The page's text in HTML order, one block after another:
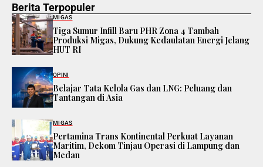
Berita Terpopuler
MIGAS
Tiga Sumur Infill Baru PHR Zona 4 Tambah
Produksi Migas, Dukung Kedaulatan Energi Jelang
HUT RI
OPINI
Belajar Tata Kelola Gas dan LNG: Peluang dan
Tantangan di Asia
MIGAS
Pertamina Trans Kontinental Perkuat Layanan
Maritim, Dekom Tinjau Operasi di Lampung dan
Medan